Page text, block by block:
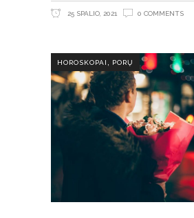
25 SPALIO, 2021 0 COMMENTS
HOROSKOPAI PORŲ